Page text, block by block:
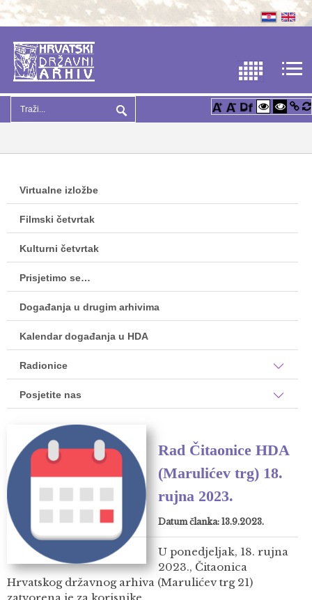
Virtualne izložbe
Filmski četvrtak
Kulturni četvrtak
Prisjetimo se…
Događanja u drugim arhivima
Kalendar događanja u HDA
Radionice
Posjetite nas
Rad Čitaonice HDA
(Marulićev trg) 18.
rujna 2023.
Datum članka: 13.9.2023.
U ponedjeljak, 18. rujna
2023., Čitaonica
Hrvatskog državnog arhiva (Marulićev trg 21)